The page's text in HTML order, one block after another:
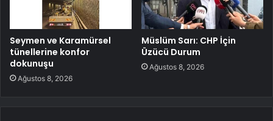
Seymen ve Karamürsel
tünellerine konfor
dokunuşu
Ağustos 8, 2026
Müslüm Sarı: CHP İçin
Üzücü Durum
Ağustos 8, 2026